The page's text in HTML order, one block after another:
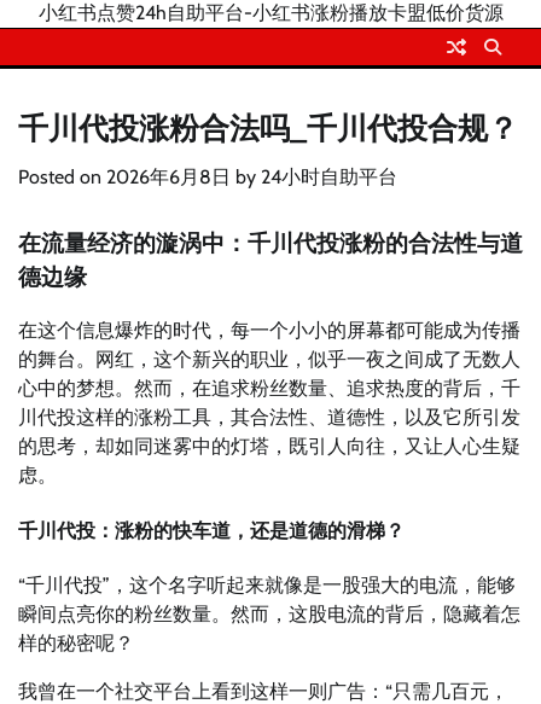
小红书点赞24h自助平台-小红书涨粉播放卡盟低价货源
千川代投涨粉合法吗_千川代投合规？
Posted on 2026年6月8日 by 24小时自助平台
在流量经济的漩涡中：千川代投涨粉的合法性与道
德边缘
在这个信息爆炸的时代，每一个小小的屏幕都可能成为传播
的舞台。网红，这个新兴的职业，似乎一夜之间成了无数人
心中的梦想。然而，在追求粉丝数量、追求热度的背后，千
川代投这样的涨粉工具，其合法性、道德性，以及它所引发
的思考，却如同迷雾中的灯塔，既引人向往，又让人心生疑
虑。
千川代投：涨粉的快车道，还是道德的滑梯？
“千川代投”，这个名字听起来就像是一股强大的电流，能够
瞬间点亮你的粉丝数量。然而，这股电流的背后，隐藏着怎
样的秘密呢？
我曾在一个社交平台上看到这样一则广告：“只需几百元，